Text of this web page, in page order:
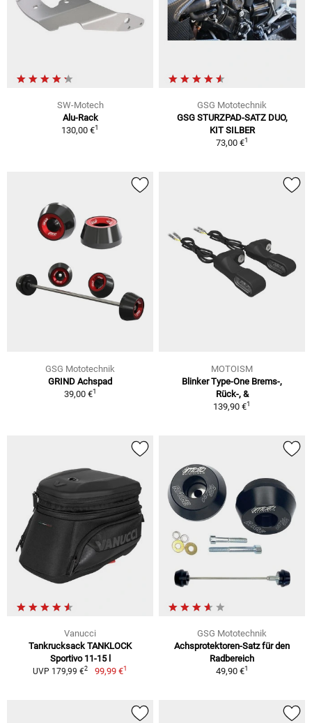
SW-Motech
Alu-Rack
130,00 €1
GSG Mototechnik
GSG STURZPAD-SATZ DUO,
KIT SILBER
73,00 €1
GSG Mototechnik
GRIND Achspad
39,00 €1
MOTOISM
Blinker Type-One Brems-,
Rück-, &
139,90 €1
Vanucci
Tankrucksack TANKLOCK
Sportivo 11-15 l
UVP 179,99 €2 99,99 €1
GSG Mototechnik
Achsprotektoren-Satz für den
Radbereich
49,90 €1